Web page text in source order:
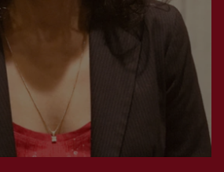
PENILAIAN KESIHATAN MULUT